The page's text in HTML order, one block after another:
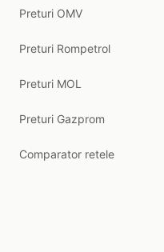
Preturi OMV
Preturi Rompetrol
Preturi MOL
Preturi Gazprom
Comparator retele